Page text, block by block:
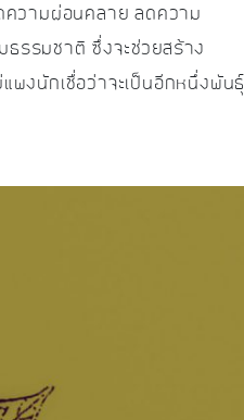
ความผ่อนคลาย ลดความ
ธรรมชาติ ซึ่งจะช่วยสร้าง
งนักเชื่อว่าจะเป็นอีกหนึ่งพันธุ์